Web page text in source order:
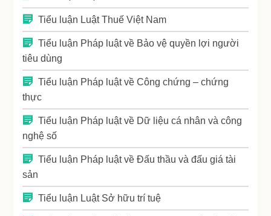
Tiểu luận Luật Thuế Việt Nam
Tiểu luận Pháp luật về Bảo vệ quyền lợi người
tiêu dùng
Tiểu luận Pháp luật về Công chứng – chứng
thực
Tiểu luận Pháp luật về Dữ liệu cá nhân và công
nghệ số
Tiểu luận Pháp luật về Đấu thầu và đấu giá tài
sản
Tiểu luận Luật Sở hữu trí tuệ